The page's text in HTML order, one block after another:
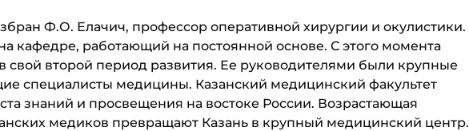
Ф.О. Елачич, профессор оперативной хирургии и окулистики.
кафедре, работающий на постоянной основе. С этого момента
свой второй период развития. Ее руководителями были круп­ные
специалисты медицины. Казанский медицинский факультет
знаний и просвещения на востоке России. Возрастающая
медиков превращают Казань в крупный медицинский центр.